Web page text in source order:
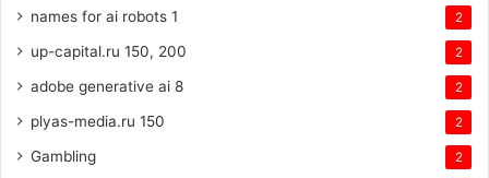
names for ai robots 1 2
up-capital.ru 150, 200 2
adobe generative ai 8 2
plyas-media.ru 150 2
Gambling 2